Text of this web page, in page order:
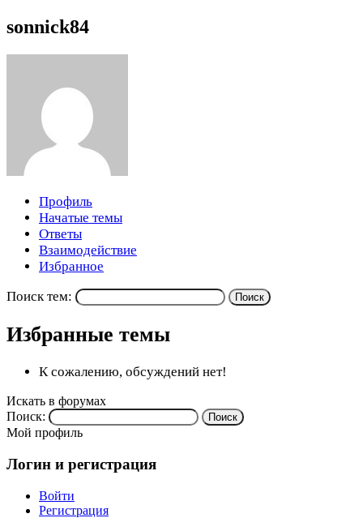
sonnick84
Профиль
Начатые темы
Ответы
Взаимодействие
Избранное
Поиск тем:
Избранные темы
К сожалению, обсуждений нет!
Искать в форумах
Поиск:
Мой профиль
Логин и регистрация
Войти
Регистрация